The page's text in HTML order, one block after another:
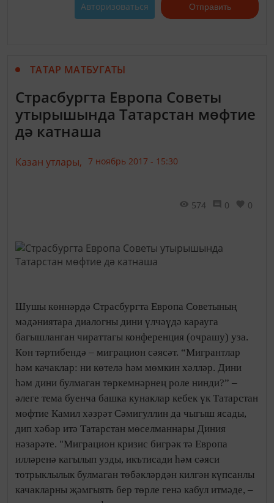
Авторизоваться Отправить
ТАТАР МАТБУГАТЫ
Страсбургта Европа Советы
утырышында Татарстан мөфтие
дә катнаша
Казан утлары, 7 ноябрь 2017 - 15:30
574 0 0
Шушы көннәрдә Страсбургта Европа Советының
мәдәниятара диалогны дини үлчәүдә карауга
багышланган чираттагы конференция (очрашу) уза.
Көн тәртибендә – миграцион сәясәт. “Мигрантлар
һәм качаклар: ни көтелә һәм мөмкин хәлләр. Дини
һәм дини булмаган төркемнәрнең роле нинди?” –
әлеге тема буенча башка кунаклар кебек үк Татарстан
мөфтие Камил хәзрәт Сәмигуллин да чыгыш ясады,
дип хәбәр итә Татарстан мөселманнары Диния
нәзарәте. "Миграцион кризис бигрәк тә Европа
илләренә кагылып узды, икътисади һәм сәяси
тотрыклылык булмаган төбәкләрдән килгән күпсанлы
качакларны җәмгыять бер төрле генә кабул итмәде, –